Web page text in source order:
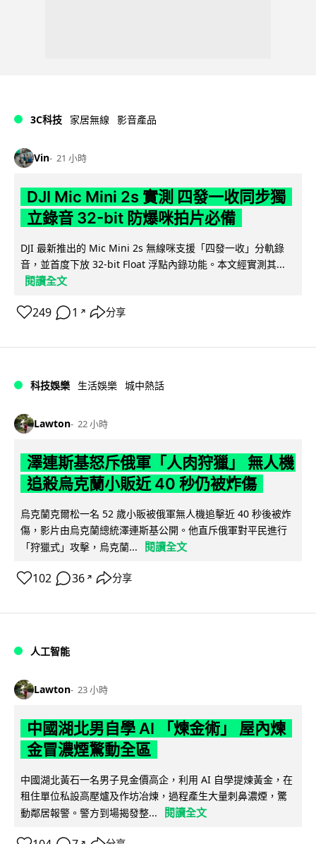
3C科技 家居無線 影音產品
Vin 21 小時
DJI Mic Mini 2s 實測 四發一收同步獨
立錄音 32-bit 防爆咪拍片必備
DJI 最新推出的 Mic Mini 2s 無線咪支援「四發一收」分軌錄
音，並首度下放 32-bit Float 浮點內錄功能。本文經實測其...
閱讀全文
249 1 ↗ 分享
科技娛樂 生活娛樂 城中熱話
Lawton 22 小時
澤連斯基怒斥俄軍「人肉狩獵」 無人機
追殺烏克蘭小販近 40 秒仍被炸傷
烏克蘭克爾松一名 52 歲小販被俄軍無人機追擊近 40 秒後被炸
傷，影片由烏克蘭總統澤連斯基公開。他直斥俄軍對平民進行
「狩獵式」攻擊，烏克蘭...
閱讀全文
102 36 ↗ 分享
人工智能
Lawton 23 小時
中國湖北男自學 AI 「煉金術」 屋內煉
金冒濃煙驚動全區
中國湖北黃石一名男子見金價高企，利用 AI 自學提煉黃金，在
租住單位私設高壓爐及作坊冶煉，過程產生大量刺鼻濃煙，驚
動鄰居報警。警方到場揭發整...
閱讀全文